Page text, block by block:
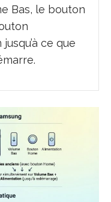
Bas, le bouton
ce que